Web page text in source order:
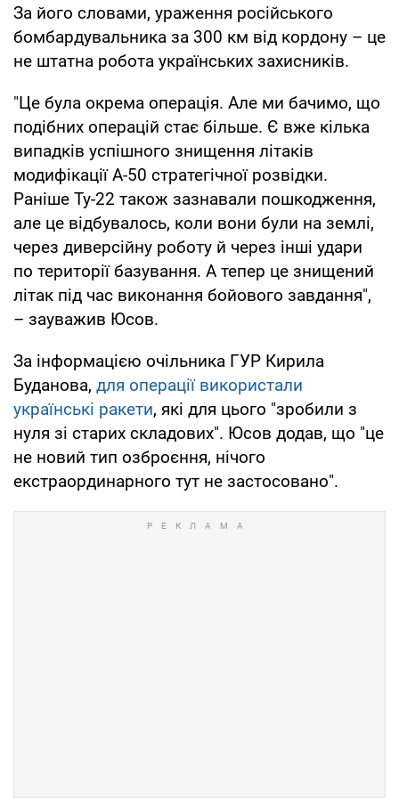
За його словами, ураження російського
бомбардувальника за 300 км від кордону – це
не штатна робота українських захисників.
"Це була окрема операція. Але ми бачимо, що
подібних операцій стає більше. Є вже кілька
випадків успішного знищення літаків
модифікації А-50 стратегічної розвідки.
Раніше Ту-22 також зазнавали пошкодження,
але це відбувалось, коли вони були на землі,
через диверсійну роботу й через інші удари
по території базування. А тепер це знищений
літак під час виконання бойового завдання",
– зауважив Юсов.
За інформацією очільника ГУР Кирила
Буданова, для операції використали
українські ракети, які для цього "зробили з
нуля зі старих складових". Юсов додав, що "це
не новий тип озброєння, нічого
екстраординарного тут не застосовано".